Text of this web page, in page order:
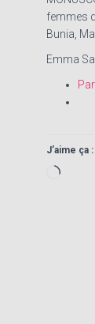
femmes
Bunia,
Emma
J’aime ça :